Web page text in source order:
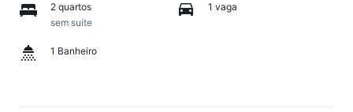
2 quartos
sem suíte
1 vaga
1 Banheiro